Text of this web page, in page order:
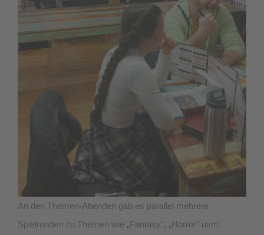
An den Themen-Abenden gab es parallel mehrere
Spielrunden zu Themen wie „Fantasy“, „Horror“ uvm.